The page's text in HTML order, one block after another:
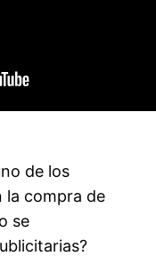
de los
la compra de
se